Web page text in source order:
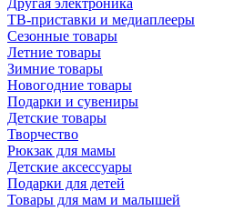
Другая электроника
ТВ-приставки и медиаплееры
Сезонные товары
Летние товары
Зимние товары
Новогодние товары
Подарки и сувениры
Детские товары
Творчество
Рюкзак для мамы
Детские аксессуары
Подарки для детей
Товары для мам и малышей